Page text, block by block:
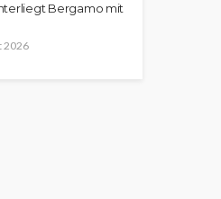
Bergamo mit
2026